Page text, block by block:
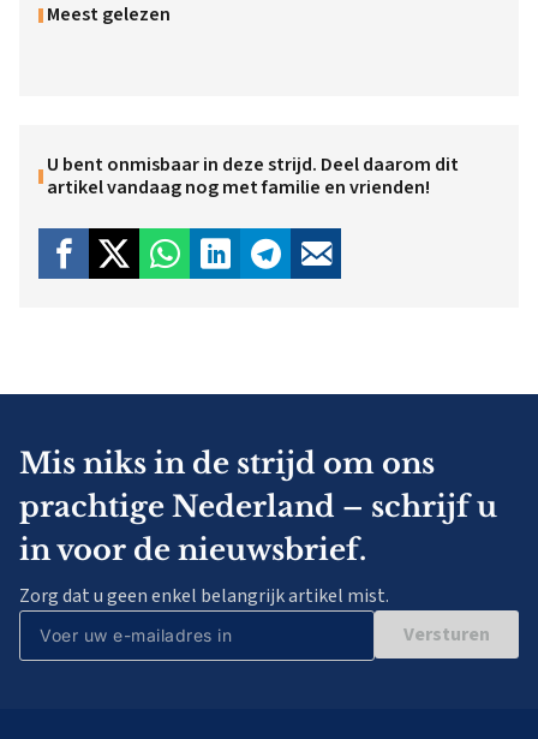
Meest gelezen
U bent onmisbaar in deze strijd. Deel daarom dit
artikel vandaag nog met familie en vrienden!
Mis niks in de strijd om ons
prachtige Nederland – schrijf u
in voor de nieuwsbrief.
Zorg dat u geen enkel belangrijk artikel mist.
Versturen